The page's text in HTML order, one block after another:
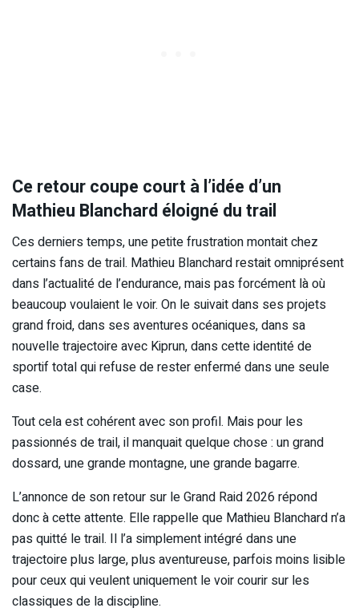
Ce retour coupe court à l’idée d’un
Mathieu Blanchard éloigné du trail
Ces derniers temps, une petite frustration montait chez
certains fans de trail. Mathieu Blanchard restait omniprésent
dans l’actualité de l’endurance, mais pas forcément là où
beaucoup voulaient le voir. On le suivait dans ses projets
grand froid, dans ses aventures océaniques, dans sa
nouvelle trajectoire avec Kiprun, dans cette identité de
sportif total qui refuse de rester enfermé dans une seule
case.
Tout cela est cohérent avec son profil. Mais pour les
passionnés de trail, il manquait quelque chose : un grand
dossard, une grande montagne, une grande bagarre.
L’annonce de son retour sur le Grand Raid 2026 répond
donc à cette attente. Elle rappelle que Mathieu Blanchard n’a
pas quitté le trail. Il l’a simplement intégré dans une
trajectoire plus large, plus aventureuse, parfois moins lisible
pour ceux qui veulent uniquement le voir courir sur les
classiques de la discipline.